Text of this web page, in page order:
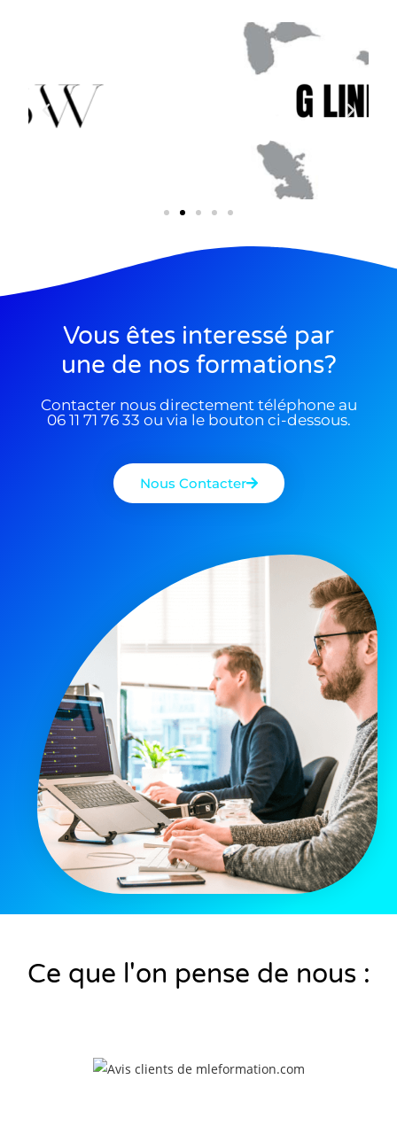
Vous êtes interessé par
une de nos formations?
Contacter nous directement téléphone au
06 11 71 76 33 ou via le bouton ci-dessous.
Nous Contacter
Ce que l'on pense de nous :